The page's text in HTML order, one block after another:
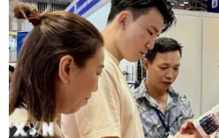
TIN LIÊN QUAN